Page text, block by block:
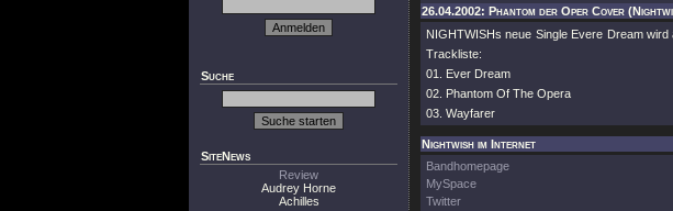
Suche
SiteNews
Review
Audrey Horne
Achilles
26.04.2002: Phantom der Oper Cover
NIGHTWISHs neue Single Evere Dream
Trackliste:
01. Ever Dream
02. Phantom Of The Opera
03. Wayfarer
Nightwish im Internet
Bandhomepage
MySpace
Twitter